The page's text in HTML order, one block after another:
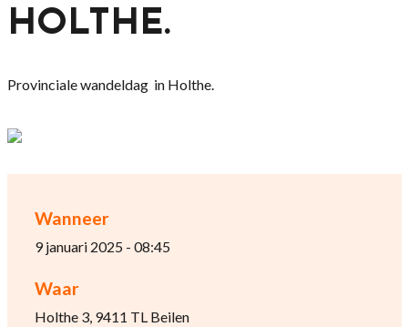
Wanneer
9 januari 2025 - 08:45
Waar
Holthe 3, 9411 TL Beilen
HOLTHE.
Provinciale wandeldag in Holthe.